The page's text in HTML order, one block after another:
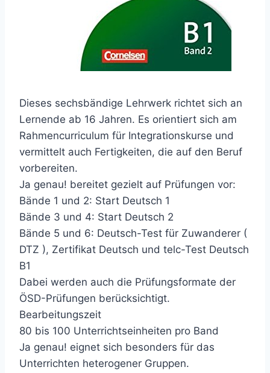
Dieses sechsbändige Lehrwerk richtet sich an
Lernende ab 16 Jahren. Es orientiert sich am
Rahmencurriculum für Integrationskurse und
vermittelt auch Fertigkeiten, die auf den Beruf
vorbereiten.
Ja genau! bereitet gezielt auf Prüfungen vor:
Bände 1 und 2: Start Deutsch 1
Bände 3 und 4: Start Deutsch 2
Bände 5 und 6: Deutsch-Test für Zuwanderer (
DTZ ), Zertifikat Deutsch und telc-Test Deutsch
B1
Dabei werden auch die Prüfungsformate der
ÖSD-Prüfungen berücksichtigt.
Bearbeitungszeit
80 bis 100 Unterrichtseinheiten pro Band
Ja genau! eignet sich besonders für das
Unterrichten heterogener Gruppen.